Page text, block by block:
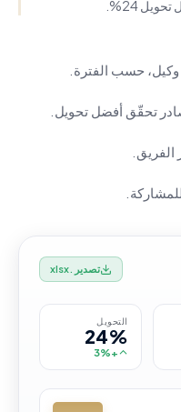
تصدير .xlsx
التحويل
24%
+3%
حسب الفترة.
تحقّق أفضل تحويل.